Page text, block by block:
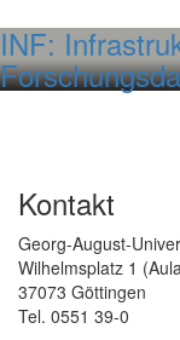
INF:
Kontakt
Georg-August-
Wilhelmsplatz 1
37073 Göttingen
Tel. 0551 39-0